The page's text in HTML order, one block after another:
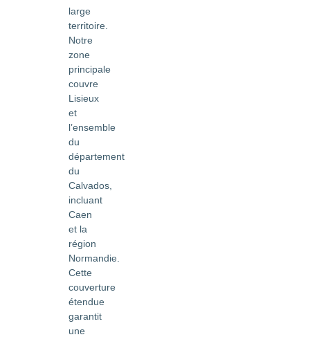
large
territoire.
Notre
zone
principale
couvre
Lisieux
et
l’ensemble
du
département
du
Calvados,
incluant
Caen
et la
région
Normandie.
Cette
couverture
étendue
garantit
une